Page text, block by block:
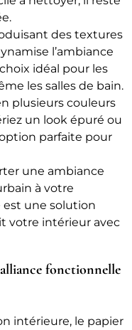
des textures
l’ambiance
idéal pour les
les salles de bain.
plusieurs couleurs
un look épuré ou
parfaite pour
une ambiance
à votre
une solution
votre intérieur avec
fonctionnelle
intérieure, le papier